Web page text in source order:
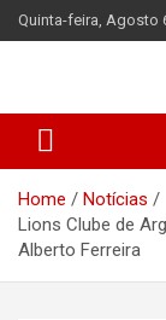
Skip
to
Quinta-feira, Agosto
Home
Notícias
Lions Clube de
Alberto Ferreira